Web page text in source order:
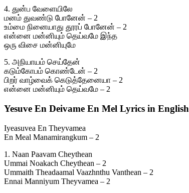
4. துன்ப வேளையிலே
மனம் துவண்டு போனேன் – 2
உம்மை நினையாது தூரப் போனேன் – 2
என்னை மன்னியும் தெய்வமே இந்த
ஒரு விசை மன்னியுமே
5. அநியாயம் செய்தேன்
கடும்கோபம் கொண்டேன் – 2
பிறர் வாழ்வைக் கெடுத்தேனையா – 2
என்னை மன்னியும் தெய்வமே – 2
Yesuve En Deivame En Mel Lyrics in English
Iyeasuvea En Theyvamea
En Meal Manamirangkum – 2
1. Naan Paavam Cheythean
Ummai Noakach Cheythean – 2
Ummaith Theadaamal Vaazhnthu Vanthean – 2
Ennai Manniyum Theyvamea – 2